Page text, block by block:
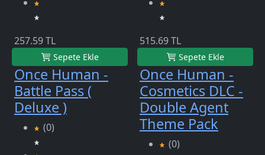
257.59 TL
Sepete Ekle
515.69 TL
Sepete Ekle
Once Human -
Battle Pass (
Deluxe )
(0)
Once Human -
Cosmetics DLC -
Double Agent
Theme Pack
(0)